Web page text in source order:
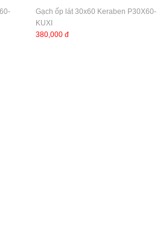
Gạch ốp lát 30x60 Keraben P30X60-
KUXI
380,000 đ